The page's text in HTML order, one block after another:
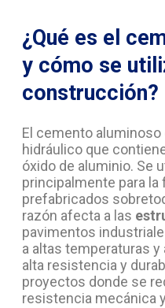
¿Qué es el
y cómo se
construcción?
El cemento
hidráulico que
óxido de aluminio. Se
principalmente para
prefabricados
razón afecta a las
pavimentos
a altas temperaturas
alta resistencia y
proyectos donde se
resistencia mecánica